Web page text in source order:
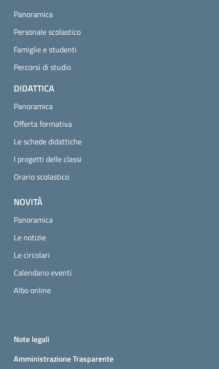
Panoramica
Personale scolastico
Famiglie e studenti
Percorsi di studio
DIDATTICA
Panoramica
Offerta formativa
Le schede didattiche
I progetti delle classi
Orario scolastico
NOVITÀ
Panoramica
Le notizie
Le circolari
Calendario eventi
Albo online
Small prints
Note legali
Amministrazione Trasparente